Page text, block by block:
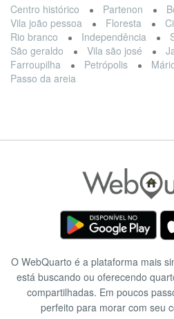
Centro histórico Partenon
Vila joão pessoa
Floresta
Rio branco
Independência
São geraldo
Vila são josé
Farroupilha
Petrópolis
Passo da areia
O WebQuarto é a plataforma mais
está buscando ou oferecendo
compartilhadas. Em poucos
perfeito para morar com seu